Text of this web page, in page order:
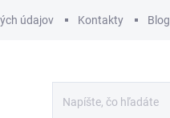
údajov Kontakty Blog